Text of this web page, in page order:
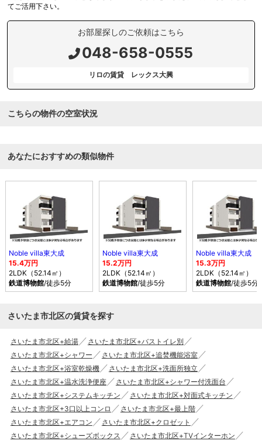
てご活用下さい。
お部屋探しのご依頼はこちら
048-658-0555
リロの賃貸 レックス大興
こちらの物件の空室状況
あなたにおすすめの類似物件
Noble villa東大成
15.4万円
2LDK（52.14㎡）
鉄道博物館/徒歩5分
Noble villa東大成
15.2万円
2LDK（52.14㎡）
鉄道博物館/徒歩5分
Noble villa東大成
15.3万円
2LDK（52.14㎡）
鉄道博物館/徒歩5分
さいたま市北区の賃貸を探す
さいたま市北区+給湯
さいたま市北区+バストイレ別
さいたま市北区+シャワー
さいたま市北区+追焚機能浴室
さいたま市北区+浴室乾燥機
さいたま市北区+洗面所独立
さいたま市北区+温水洗浄便座
さいたま市北区+シャワー付洗面台
さいたま市北区+システムキッチン
さいたま市北区+対面式キッチン
さいたま市北区+3口以上コンロ
さいたま市北区+最上階
さいたま市北区+エアコン
さいたま市北区+クロゼット
さいたま市北区+シューズボックス
さいたま市北区+TVインターホン